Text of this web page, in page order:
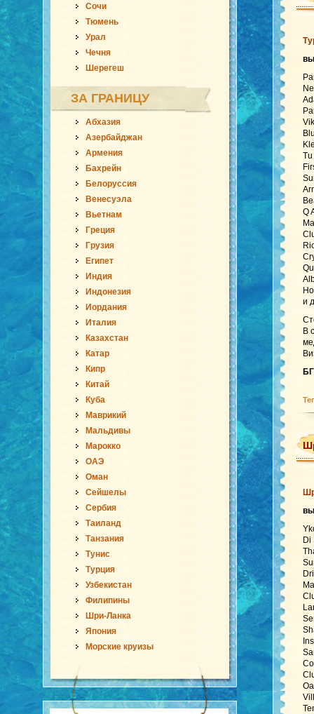
Сочи
Тюмень
Урал
Чечня
Шерегеш
ЗА ГРАНИЦУ
Абхазия
Азербайджан
Армения
Бахрейн
Белоруссия
Венесуэла
Вьетнам
Греция
Грузия
Египет
Индия
Индонезия
Иордания
Италия
Казахстан
Катар
Кипр
Китай
Куба
Маврикий
Мальдивы
Марокко
ОАЭ
Оман
Сейшелы
Сербия
Таиланд
Танзания
Тунис
Турция
Узбекистан
Филипины
Шри-Ланка
Япония
Морские круизы
Q
и
В
БГ
Di